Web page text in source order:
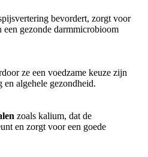
bevordert, zorgt voor
een gezonde darmmicrobioom
ze een voedzame keuze zijn
algehele gezondheid.
zoals kalium, dat de
en zorgt voor een goede